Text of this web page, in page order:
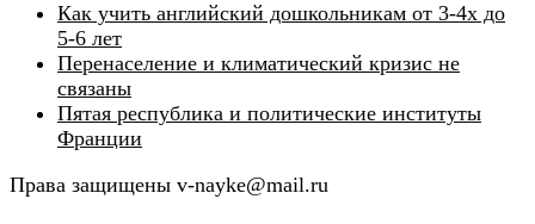
Как учить английский дошкольникам от 3-4х до
5-6 лет
Перенаселение и климатический кризис не
связаны
Пятая республика и политические институты
Франции
Права защищены v-nayke@mail.ru